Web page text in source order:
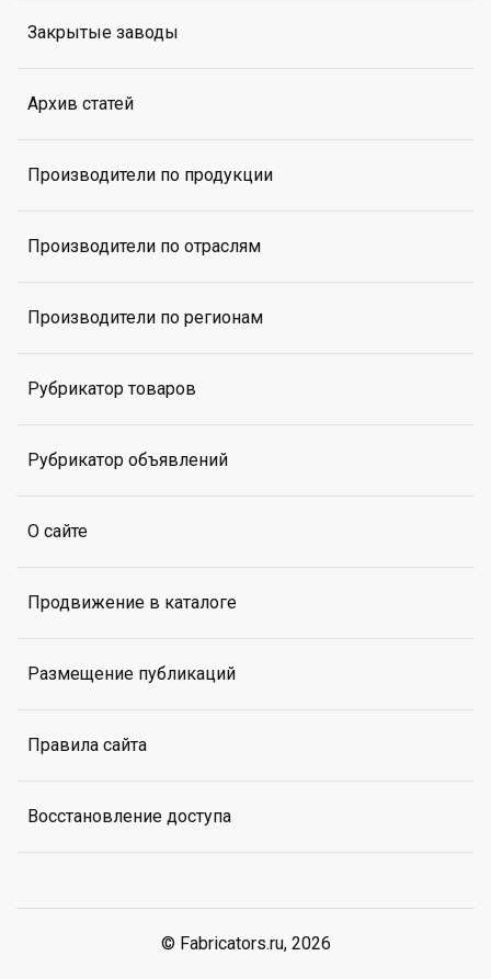
Закрытые заводы
Архив статей
Производители по продукции
Производители по отраслям
Производители по регионам
Рубрикатор товаров
Рубрикатор объявлений
О сайте
Продвижение в каталоге
Размещение публикаций
Правила сайта
Восстановление доступа
© Fabricators.ru, 2026